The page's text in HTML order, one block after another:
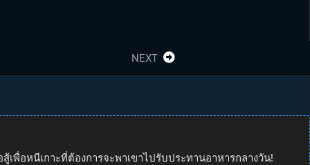
NEXT
พื่อหนีเกาะที่ต้องการจะพาเขาไปรับประทานอาหารกลางวัน!